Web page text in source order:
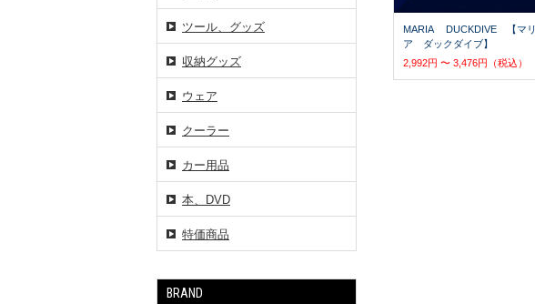
ツール、グッズ
収納グッズ
ウェア
クーラー
カー用品
本、DVD
特価商品
BRAND
MARIA DUCKDIVE 【マリ
ア ダックダイブ】
2,992円 〜 3,476円（税込）